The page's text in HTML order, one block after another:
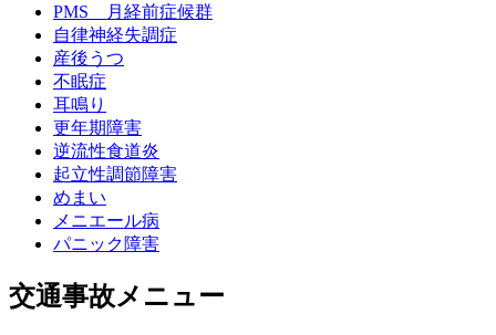
PMS 月経前症候群
自律神経失調症
産後うつ
不眠症
耳鳴り
更年期障害
逆流性食道炎
起立性調節障害
めまい
メニエール病
パニック障害
交通事故メニュー